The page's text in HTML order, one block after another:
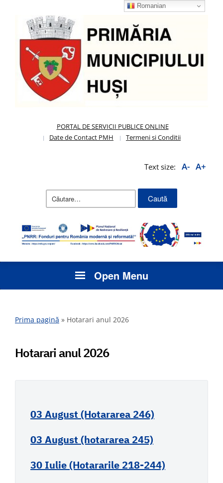
PORTAL DE SERVICII PUBLICE ONLINE
Date de Contact PMH
Termeni si Conditii
Text size: A- A+
Caută
Open Menu
Prima pagină » Hotarari anul 2026
Hotarari anul 2026
03 August (Hotararea 246)
03 August (hotararea 245)
30 Iulie (Hotararile 218-244)
Romanian